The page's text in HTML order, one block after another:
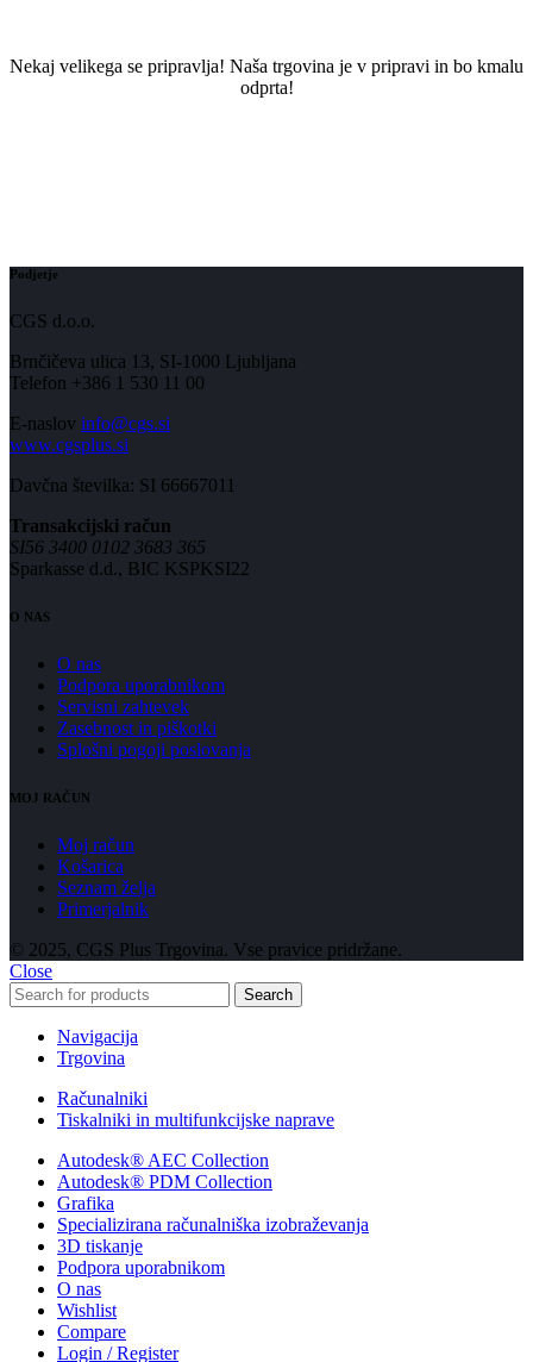
Nekaj ​​velikega se pripravlja! Naša trgovina je v pripravi in ​​bo kmalu
odprta!
Podjetje
CGS d.o.o.
Brnčičeva ulica 13, SI-1000 Ljubljana
Telefon +386 1 530 11 00
E-naslov info@cgs.si
www.cgsplus.si
Davčna številka: SI 66667011
Transakcijski račun
SI56 3400 0102 3683 365
Sparkasse d.d., BIC KSPKSI22
O NAS
O nas
Podpora uporabnikom
Servisni zahtevek
Zasebnost in piškotki
Splošni pogoji poslovanja
MOJ RAČUN
Moj račun
Košarica
Seznam želja
Primerjalnik
© 2025, CGS Plus Trgovina. Vse pravice pridržane.
Close
Search
Navigacija
Trgovina
Računalniki
Tiskalniki in multifunkcijske naprave
Autodesk® AEC Collection
Autodesk® PDM Collection
Grafika
Specializirana računalniška izobraževanja
3D tiskanje
Podpora uporabnikom
O nas
Wishlist
Compare
Login / Register